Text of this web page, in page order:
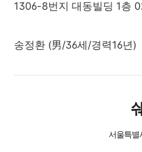
1306-8번지 대동빌딩 1층
송정환 (男/36세/경력16년)